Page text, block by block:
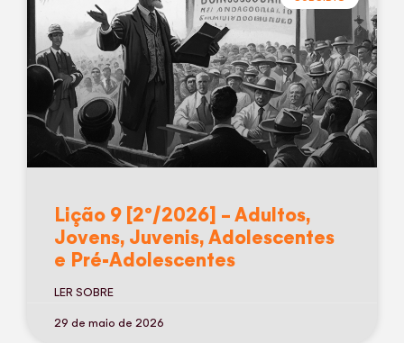
Lição 9 [2º/2026] – Adultos,
Jovens, Juvenis, Adolescentes
e Pré-Adolescentes
LER SOBRE
29 de maio de 2026